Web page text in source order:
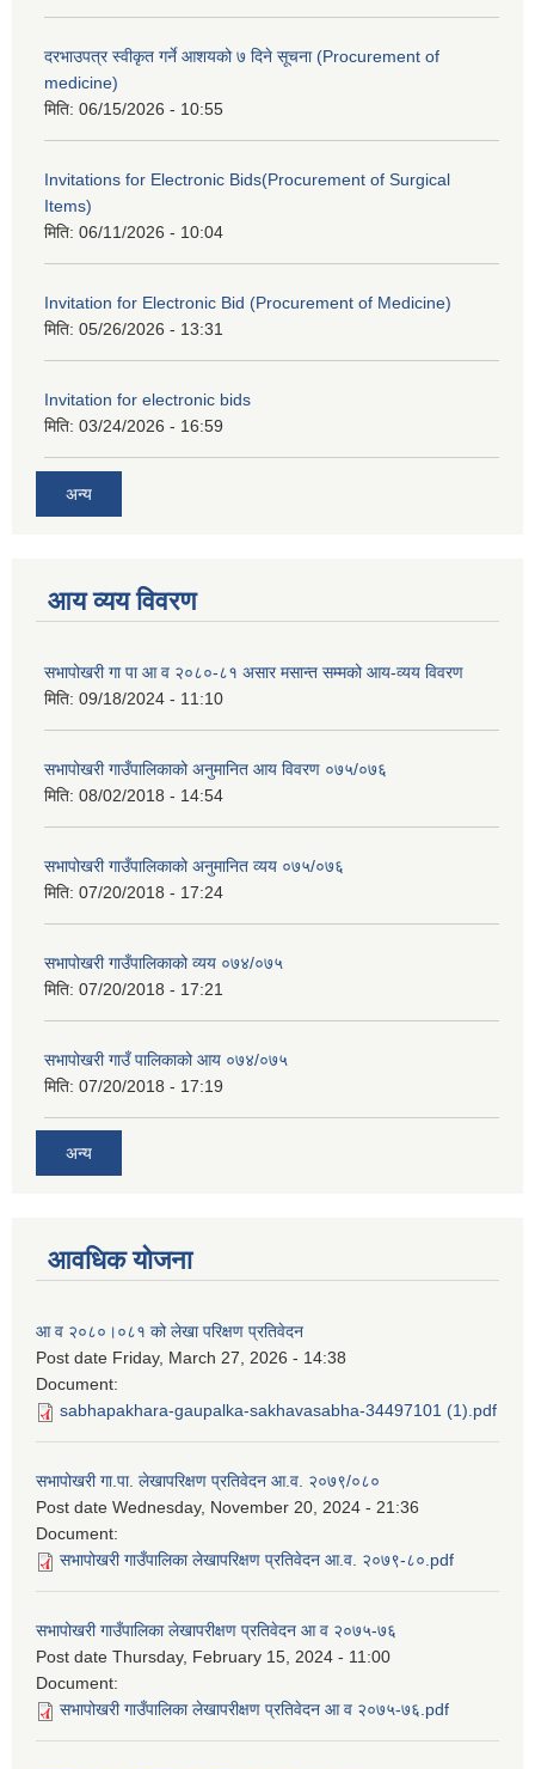
दरभाउपत्र स्वीकृत गर्ने आशयको ७ दिने सूचना (Procurement of
medicine)
मिति: 06/15/2026 - 10:55
Invitations for Electronic Bids(Procurement of Surgical
Items)
मिति: 06/11/2026 - 10:04
Invitation for Electronic Bid (Procurement of Medicine)
मिति: 05/26/2026 - 13:31
Invitation for electronic bids
मिति: 03/24/2026 - 16:59
अन्य
आय व्यय विवरण
सभापोखरी गा पा आ व २०८०-८१ असार मसान्त सम्मको आय-व्यय विवरण
मिति: 09/18/2024 - 11:10
सभापोखरी गाउँपालिकाको अनुमानित आय विवरण ०७५/०७६
मिति: 08/02/2018 - 14:54
सभापोखरी गाउँपालिकाको अनुमानित व्यय ०७५/०७६
मिति: 07/20/2018 - 17:24
सभापोखरी गाउँपालिकाको व्यय ०७४/०७५
मिति: 07/20/2018 - 17:21
सभापोखरी गाउँ पालिकाको आय ०७४/०७५
मिति: 07/20/2018 - 17:19
अन्य
आवधिक योजना
आ व २०८०।०८१ को लेखा परिक्षण प्रतिवेदन
Post date Friday, March 27, 2026 - 14:38
Document:
sabhapakhara-gaupalka-sakhavasabha-34497101 (1).pdf
सभापोखरी गा.पा. लेखापरिक्षण प्रतिवेदन आ.व. २०७९/०८०
Post date Wednesday, November 20, 2024 - 21:36
Document:
सभापोखरी गाउँपालिका लेखापरिक्षण प्रतिवेदन आ.व. २०७९-८०.pdf
सभापोखरी गाउँपालिका लेखापरीक्षण प्रतिवेदन आ व २०७५-७६
Post date Thursday, February 15, 2024 - 11:00
Document:
सभापोखरी गाउँपालिका लेखापरीक्षण प्रतिवेदन आ व २०७५-७६.pdf